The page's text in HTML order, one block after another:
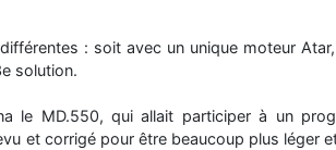
: soit avec un unique moteur
solution.
le MD.550, qui allait participer à un
et corrigé pour être beaucoup plus léger